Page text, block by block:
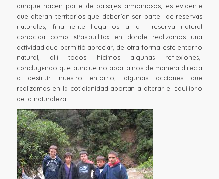
aunque hacen parte de paisajes armoniosos, es evidente
que alteran territorios que deberían ser parte de reservas
naturales; finalmente llegamos a la reserva natural
conocida como «Pasquillita» en donde realizamos una
actividad que permitió apreciar, de otra forma este entorno
natural, allí todos hicimos algunas reflexiones,
concluyendo que aunque no aportamos de manera directa
a destruir nuestro entorno, algunas acciones que
realizamos en la cotidianidad aportan a alterar el equilibrio
de la naturaleza.